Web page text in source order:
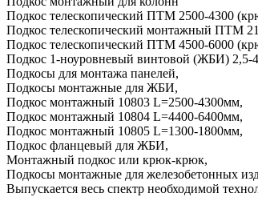
Подкос телескопический ПТМ 2500-4300
Подкос телескопический монтажный ПТМ
Подкос телескопический ПТМ 4500-6000
Подкос 1-ноуровневый винтовой (ЖБИ) 2,5-
Подкосы для монтажа панелей,
Подкосы монтажные для ЖБИ,
Подкос монтажный 10803 L=2500-4300мм,
Подкос монтажный 10804 L=4400-6400мм,
Подкос монтажный 10805 L=1300-1800мм,
Подкос фланцевый для ЖБИ,
Монтажный подкос или крюк-крюк,
Подкосы монтажные для железобетонных
Выпускается весь спектр необходимой